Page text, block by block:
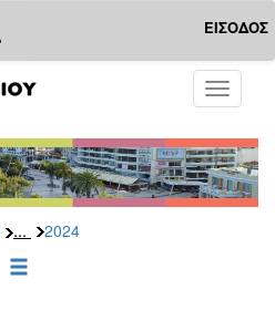
ΕΙΣΟΔΟΣ
Toggle
... 2024